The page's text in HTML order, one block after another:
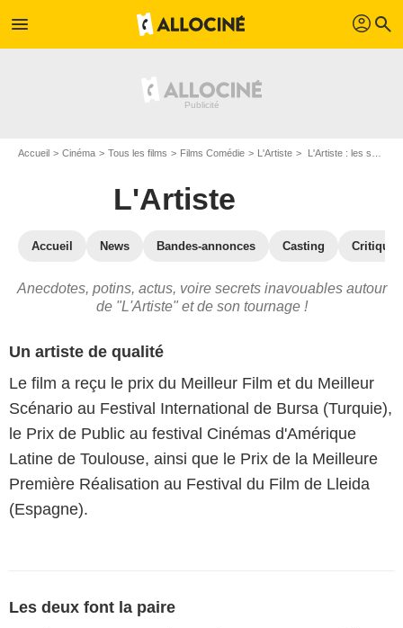
menu profil search
Accueil Cinéma Tous les films Films Comédie L'Artiste L'Artiste : les secrets du tournage
L'Artiste
Accueil News Bandes-annonces Casting
Anecdotes, potins, actus, voire secrets inavouables autour
de "L'Artiste" et de son tournage !
Un artiste de qualité
Le film a reçu le prix du Meilleur Film et du Meilleur
Scénario au Festival International de Bursa (Turquie),
le Prix de Public au festival Cinémas d'Amérique
Latine de Toulouse, ainsi que le Prix de la Meilleure
Première Réalisation au Festival du Film de Lleida
(Espagne).
Les deux font la paire